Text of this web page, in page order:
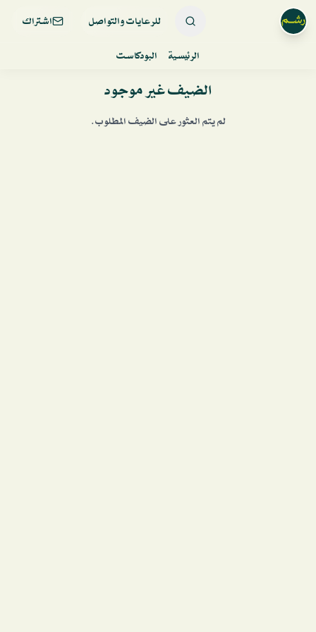
للرعايات والتواصل اشتراك
الرئيسية البودكاست
الضيف غير موجود
لم يتم العثور على الضيف المطلوب.